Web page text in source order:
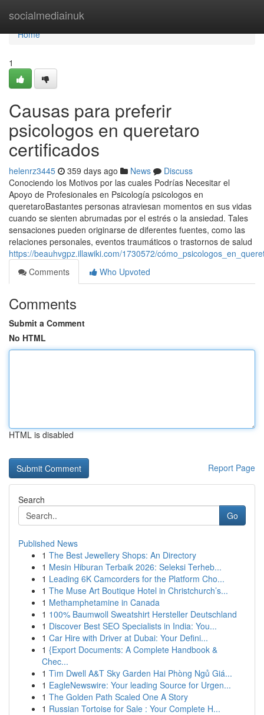
socialmediainuk
Home
Home
1
Causas para preferir
psicologos en queretaro
certificados
helenrz3445 359 days ago News
Discuss
Conociendo los Motivos por las cuales Podrías Necesitar el
Apoyo de Profesionales en Psicología psicologos en
queretaroBastantes personas atraviesan momentos en sus vidas
cuando se sienten abrumadas por el estrés o la ansiedad. Tales
sensaciones pueden originarse de diferentes fuentes, como las
relaciones personales, eventos traumáticos o trastornos de salud
https://beauhvgpz.illawiki.com/1730572/
Comments
Who Upvoted
Comments
Submit a Comment
No HTML
HTML is disabled
Report Page
Search
Go
Published News
1 The Best Jewellery Shops: An Directory
1 Mesin Hiburan Terbaik 2026: Seleksi Terheb...
1 Leading 6K Camcorders for the Platform Cho...
1 The Muse Art Boutique Hotel in Christchurch’s...
1 Methamphetamine in Canada
1 100% Baumwoll Sweatshirt Hersteller Deutschland
1 Discover Best SEO Specialists in India: You...
1 Car Hire with Driver at Dubai: Your Defini...
1 {Export Documents: A Complete Handbook &
Chec...
1 Tìm Dwell A&T Sky Garden Hai Phòng Ngủ Giá...
1 EagleNewswire: Your leading Source for Urgen...
1 The Golden Path Scaled One A Story
1 Russian Tortoise for Sale : Your Complete H...